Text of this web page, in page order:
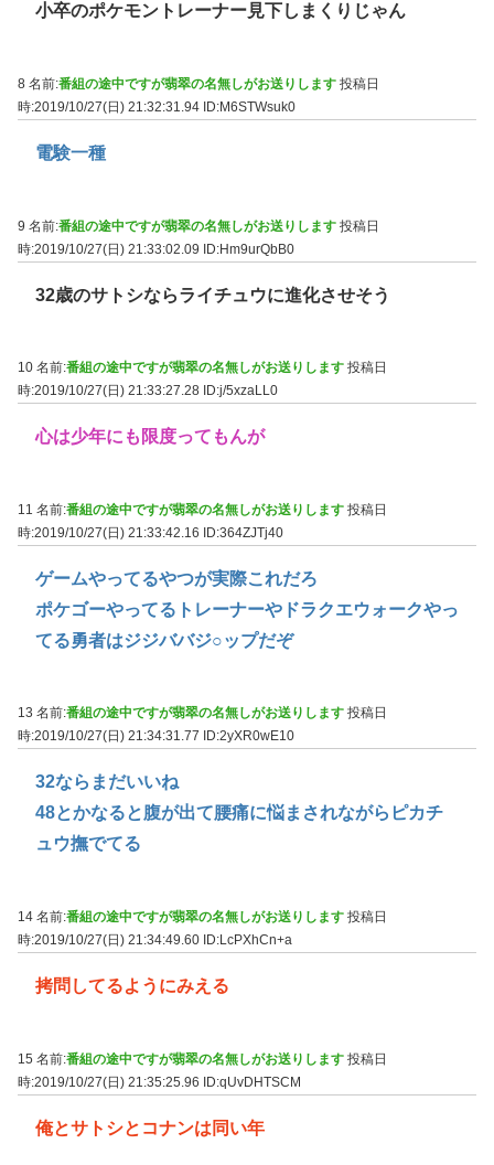
小卒のポケモントレーナー見下しまくりじゃん
8 名前:番組の途中ですが翡翠の名無しがお送りします 投稿日
時:2019/10/27(日) 21:32:31.94 ID:M6STWsuk0
電験一種
9 名前:番組の途中ですが翡翠の名無しがお送りします 投稿日
時:2019/10/27(日) 21:33:02.09 ID:Hm9urQbB0
32歳のサトシならライチュウに進化させそう
10 名前:番組の途中ですが翡翠の名無しがお送りします 投稿日
時:2019/10/27(日) 21:33:27.28 ID:j/5xzaLL0
心は少年にも限度ってもんが
11 名前:番組の途中ですが翡翠の名無しがお送りします 投稿日
時:2019/10/27(日) 21:33:42.16 ID:364ZJTj40
ゲームやってるやつが実際これだろ
ポケゴーやってるトレーナーやドラクエウォークやっ
てる勇者はジジババジ○ップだぞ
13 名前:番組の途中ですが翡翠の名無しがお送りします 投稿日
時:2019/10/27(日) 21:34:31.77
ID:2yXR0wE10
32ならまだいいね
48とかなると腹が出て腰痛に悩まされながらピカチ
ュウ撫でてる
14 名前:番組の途中ですが翡翠の名無しがお送りします 投稿日
時:2019/10/27(日) 21:34:49.60 ID:LcPXhCn+a
拷問してるようにみえる
15 名前:番組の途中ですが翡翠の名無しがお送りします 投稿日
時:2019/10/27(日) 21:35:25.96 ID:qUvDHTSCM
俺とサトシとコナンは同い年